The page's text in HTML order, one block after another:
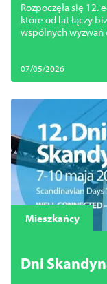
Rozpoczęła się 12.
które od lat łączy
wspólnych wyzwań
07/05/2026
Mieszkańcy
Dni